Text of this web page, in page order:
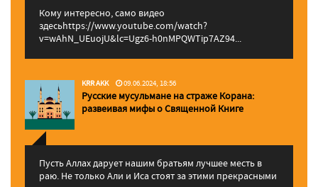
Кому интересно, само видео
здесьhttps://www.youtube.com/watch?
v=wAhN_UEuojU&lc=Ugz6-h0nMPQWTip7AZ94...
KRR AKK 09.06.2024, 18:56
Русские мусульмане на страже Корана:
pазвеивая мифы о Священной Книге
Пусть Аллах дарует нашим братьям лучшее месть в
раю. Не только Али и Иса стоят за этими прекрасными